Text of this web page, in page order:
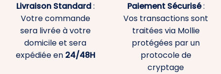
Livraison Standard:
Votre commande
sera livrée à votre
domicile et sera
expédiée en 24/48H
Paiement Sécurisé:
Vos transactions sont
traitées via Mollie
protégées par un
protocole de
cryptage